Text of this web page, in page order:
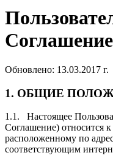
Обновлено: 13.03.2017 г.
1. ОБЩИЕ
1.1. Настоящее
Соглашение) относится
расположенному по
соответствующим